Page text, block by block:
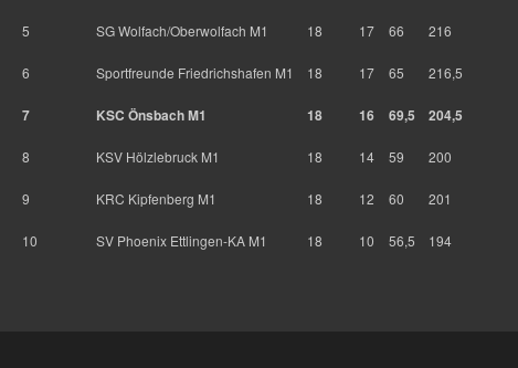
5 SG Wolfach/Oberwolfach M1 18 17 66 216
6 Sportfreunde Friedrichshafen M1 18 17 65 216,5
7 KSC Önsbach M1 18 16 69,5 204,5
8 KSV Hölzlebruck M1 18 14 59 200
9 KRC Kipfenberg M1 18 12 60 201
10 SV Phoenix Ettlingen-KA M1 18 10 56,5 194